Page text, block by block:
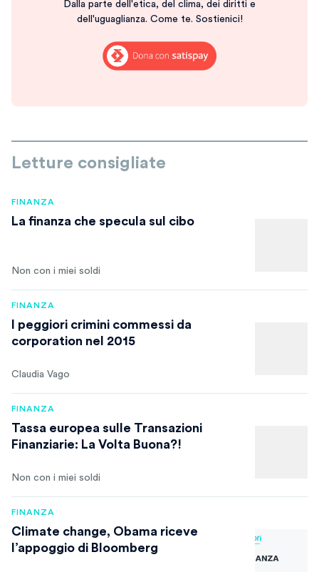
Dalla parte dell'etica, del clima, dei diritti e
dell'uguaglianza. Come te. Sostienici!
Letture consigliate
FINANZA
La finanza che specula sul cibo
Non con i miei soldi
FINANZA
I peggiori crimini commessi da
corporation nel 2015
Claudia Vago
FINANZA
Tassa europea sulle Transazioni
Finanziarie: La Volta Buona?!
Non con i miei soldi
FINANZA
Climate change, Obama riceve
l’appoggio di Bloomberg